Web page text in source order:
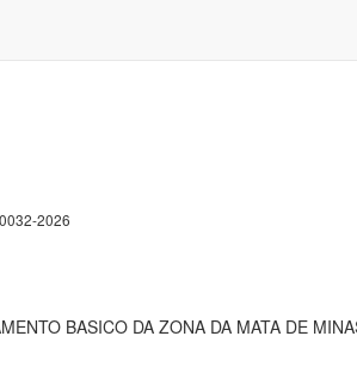
2026
BASICO DA ZONA DA MATA DE